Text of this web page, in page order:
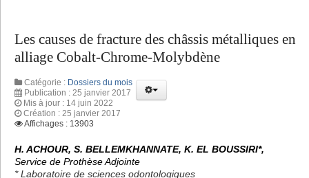
Les causes de fracture des châssis métalliques en
alliage Cobalt-Chrome-Molybdène
Catégorie : Dossiers du mois
Publication : 25 janvier 2017
Mis à jour : 14 juin 2022
Création : 25 janvier 2017
Affichages : 13903
H. ACHOUR, S. BELLEMKHANNATE, K. EL BOUSSIRI*,
Service de Prothèse Adjointe
* Laboratoire de sciences odontologiques